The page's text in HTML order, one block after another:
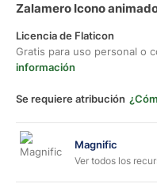
Zalamero Icono
Licencia de Flaticon
Gratis para uso personal o
información
Se requiere atribución
Magnific
Ver todos los